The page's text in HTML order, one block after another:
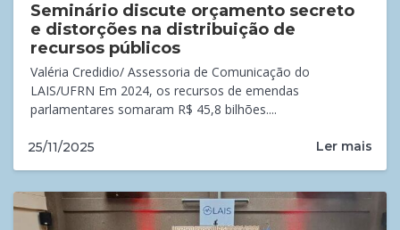
Seminário discute orçamento secreto
e distorções na distribuição de
recursos públicos
Valéria Credidio/ Assessoria de Comunicação do
LAIS/UFRN Em 2024, os recursos de emendas
parlamentares somaram R$ 45,8 bilhões....
25/11/2025 Ler mais